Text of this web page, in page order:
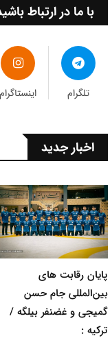
با ما در ارتباط
تلگرام اینستاگرام
اخبار جدید
پایان رقابت های
بین‌المللی جام حسن
گمیجی و غضنفر بیلگه /
ترکیه :